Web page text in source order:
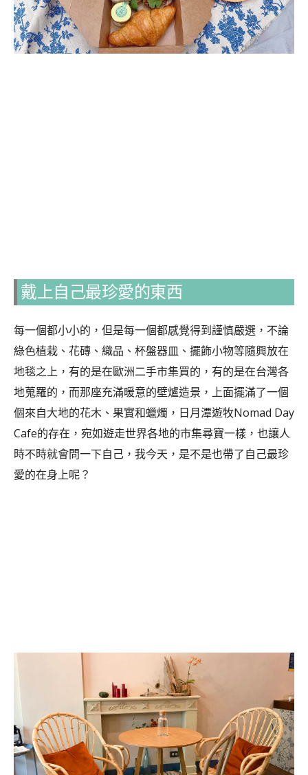
戴上自己最珍愛的東西
每一個都小小的，但是每一個都感覺得到謹慎嚴選，不論
綠色植栽、花磚、織品、杯盤器皿、擺飾小物等隨興放在
地毯之上，有的是在歐洲二手市集買的，有的是在台灣各
地蒐羅的，而那座充滿暖意的壁爐造景，上面擺滿了一個
個來自大地的花木、果實和蠟燭，日月潭遊牧Nomad Day
Cafe的存在，宛如遊走世界各地的市集尋寶一樣，也讓人
時不時就會問一下自己，我今天，是不是也帶了自己最珍
愛的在身上呢？